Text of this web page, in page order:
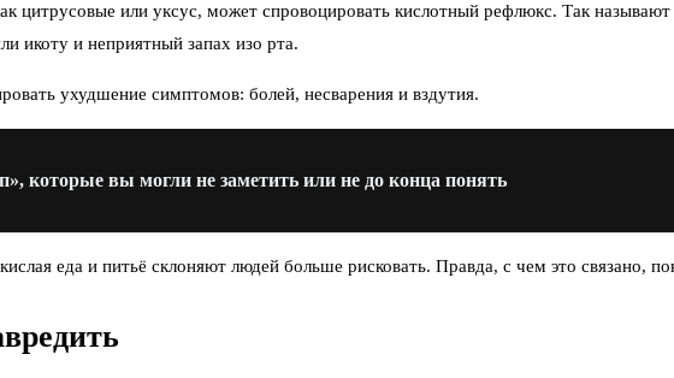
цитрусовые или уксус, может спровоцировать кислотный рефлюкс. Так
икоту и неприятный запах изо рта.
ухудшение симптомов: болей, несварения и вздутия.
которые вы могли не заметить или не до конца понять
еда и питьё склоняют людей больше рисковать. Правда, с чем это связано,